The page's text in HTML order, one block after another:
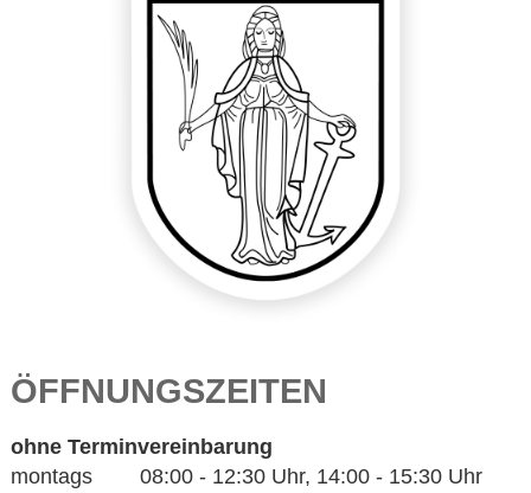
ÖFFNUNGSZEITEN
ohne Terminvereinbarung
montags 08:00 - 12:30 Uhr, 14:00 - 15:30 Uhr